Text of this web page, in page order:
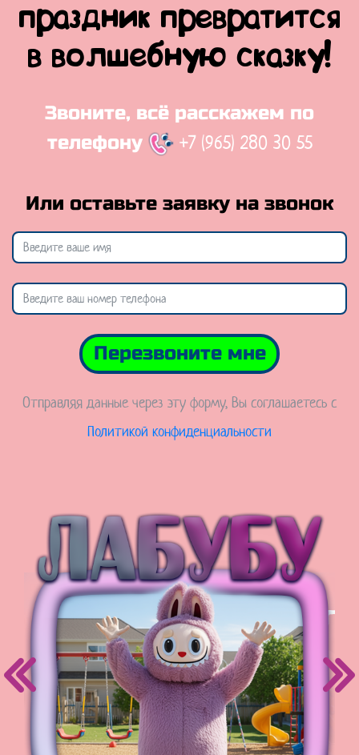
праздник превратится
в волшебную сказку!
Звоните, всё расскажем по
телефону
+7 (965) 280 30 55
Или оставьте заявку на звонок
Перезвоните мне
Отправляя данные через эту форму, Вы соглашаетесь с
Политикой конфиденциальности